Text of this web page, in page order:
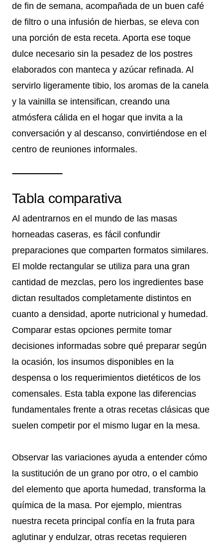
de fin de semana, acompañada de un buen café
de filtro o una infusión de hierbas, se eleva con
una porción de esta receta. Aporta ese toque
dulce necesario sin la pesadez de los postres
elaborados con manteca y azúcar refinada. Al
servirlo ligeramente tibio, los aromas de la canela
y la vainilla se intensifican, creando una
atmósfera cálida en el hogar que invita a la
conversación y al descanso, convirtiéndose en el
centro de reuniones informales.
Tabla comparativa
Al adentrarnos en el mundo de las masas
horneadas caseras, es fácil confundir
preparaciones que comparten formatos similares.
El molde rectangular se utiliza para una gran
cantidad de mezclas, pero los ingredientes base
dictan resultados completamente distintos en
cuanto a densidad, aporte nutricional y humedad.
Comparar estas opciones permite tomar
decisiones informadas sobre qué preparar según
la ocasión, los insumos disponibles en la
despensa o los requerimientos dietéticos de los
comensales. Esta tabla expone las diferencias
fundamentales frente a otras recetas clásicas que
suelen competir por el mismo lugar en la mesa.
Observar las variaciones ayuda a entender cómo
la sustitución de un grano por otro, o el cambio
del elemento que aporta humedad, transforma la
química de la masa. Por ejemplo, mientras
nuestra receta principal confía en la fruta para
aglutinar y endulzar, otras recetas requieren